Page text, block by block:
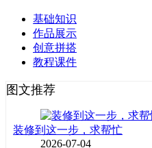
基础知识
作品展示
创意拼搭
教程课件
图文推荐
装修到这一步，求帮忙
2026-07-04